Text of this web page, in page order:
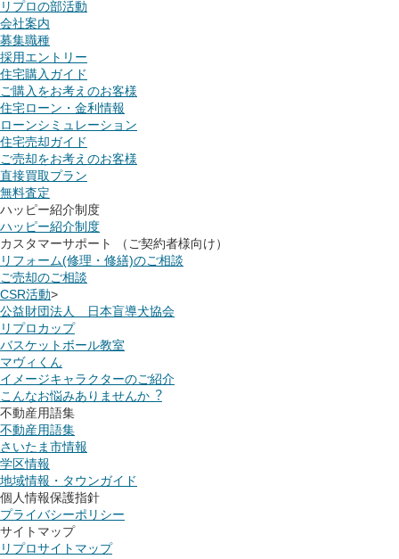
リプロの部活動
会社案内
募集職種
採用エントリー
住宅購入ガイド
ご購入をお考えのお客様
住宅ローン・金利情報
ローンシミュレーション
住宅売却ガイド
ご売却をお考えのお客様
直接買取プラン
無料査定
ハッピー紹介制度
ハッピー紹介制度
カスタマーサポート （ご契約者様向け）
リフォーム(修理・修繕)のご相談
ご売却のご相談
CSR活動>
公益財団法人 日本盲導犬協会
リプロカップ
バスケットボール教室
マヴィくん
イメージキャラクターのご紹介
こんなお悩みありませんか︖
不動産用語集
不動産用語集
さいたま市情報
学区情報
地域情報・タウンガイド
個人情報保護指針
プライバシーポリシー
サイトマップ
リプロサイトマップ